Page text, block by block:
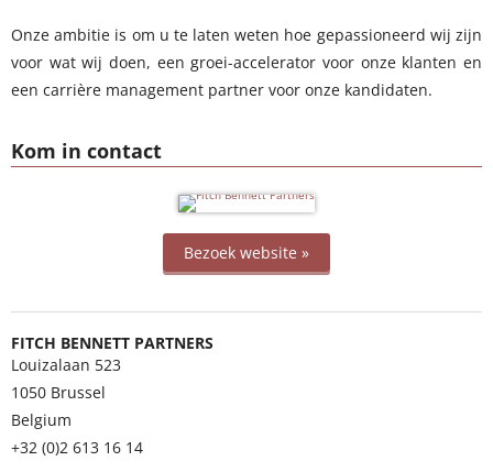
Kom in contact
Bezoek website »
FITCH BENNETT PARTNERS
Louizalaan 523
1050 Brussel
Belgium
+32 (0)2 613 16 14
Onze ambitie is om u te laten weten hoe gepassioneerd wij zijn
voor wat wij doen, een groei-accelerator voor onze klanten en
een carrière management partner voor onze kandidaten.